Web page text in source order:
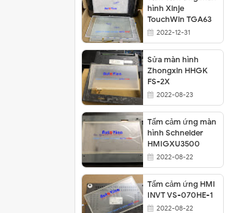
Sửa màn cảm ứng
Thay cảm ứng màn hình
Tấm cảm ứng màn hình
hình Xinje
TouchWin TGA63
2022-12-31
Sửa màn hình
Zhongxin HHGK
FS-2X
2022-08-23
Tấm cảm ứng màn
hình Schneider
HMIGXU3500
2022-08-22
Tấm cảm ứng HMI
INVT VS-070HE-1
2022-08-22